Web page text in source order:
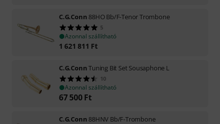
C.G.Conn 88HO Bb/F-Tenor Trombone
5
Azonnal szállítható
1 621 811 Ft
C.G.ConnTuning Bit Set Sousaphone L
10
Azonnal szállítható
67 500 Ft
C.G.Conn 88HNV Bb/F-Trombone